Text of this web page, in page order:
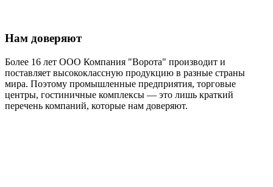
Нам доверяют
Более 16 лет ООО Компания "Ворота" производит и
поставляет высококлассную продукцию в разные страны
мира. Поэтому промышленные предприятия, торговые
центры, гостиничные комплексы — это лишь краткий
перечень компаний, которые нам доверяют.